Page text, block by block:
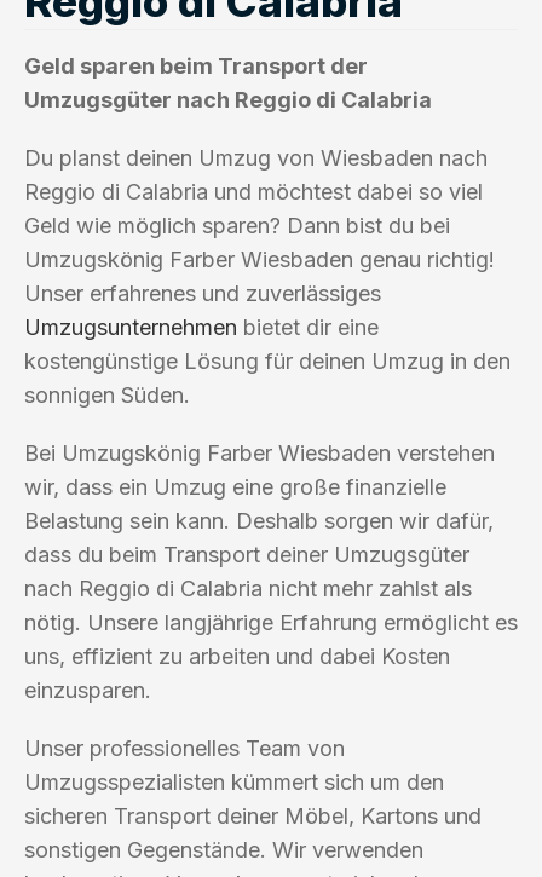
Geld sparen beim Transport der
Umzugsgüter nach Reggio di Calabria
Du planst deinen Umzug von Wiesbaden nach
Reggio di Calabria und möchtest dabei so viel
Geld wie möglich sparen? Dann bist du bei
Umzugskönig Farber Wiesbaden genau richtig!
Unser erfahrenes und zuverlässiges
Umzugsunternehmen bietet dir eine
kostengünstige Lösung für deinen Umzug in den
sonnigen Süden.
Bei Umzugskönig Farber Wiesbaden verstehen
wir, dass ein Umzug eine große finanzielle
Belastung sein kann. Deshalb sorgen wir dafür,
dass du beim Transport deiner Umzugsgüter
nach Reggio di Calabria nicht mehr zahlst als
nötig. Unsere langjährige Erfahrung ermöglicht es
uns, effizient zu arbeiten und dabei Kosten
einzusparen.
Unser professionelles Team von
Umzugsspezialisten kümmert sich um den
sicheren Transport deiner Möbel, Kartons und
sonstigen Gegenstände. Wir verwenden